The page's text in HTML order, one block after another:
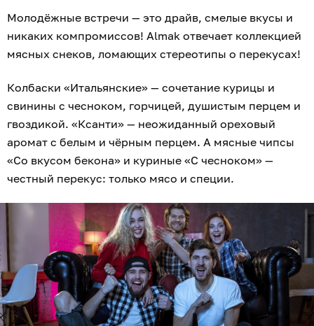
Молодёжные встречи — это драйв, смелые вкусы и
никаких компромиссов! Almak отвечает коллекцией
мясных снеков, ломающих стереотипы о перекусах!
Колбаски «Итальянские» — сочетание курицы и
свинины с чесноком, горчицей, душистым перцем и
гвоздикой. «Ксанти» — неожиданный ореховый
аромат с белым и чёрным перцем. А мясные чипсы
«Со вкусом бекона» и куриные «С чесноком» —
честный перекус: только мясо и специи.